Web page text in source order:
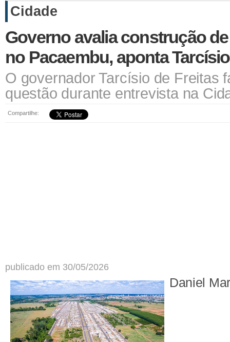
Cidade
Governo avalia construção
no Pacaembu, aponta
O governador Tarcísio de Freitas
questão durante entrevista na
Compartilhe:
publicado em 30/05/2026
Daniel